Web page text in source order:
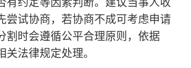
尝试协商，若协商不成可考虑申请
割时会遵循公平合理原则，依据
关法律规定处理。